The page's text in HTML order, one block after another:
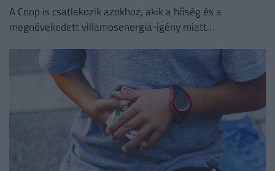
A Coop is csatlakozik azokhoz, akik a hőség és a
megnövekedett villamosenergia-igény miatt